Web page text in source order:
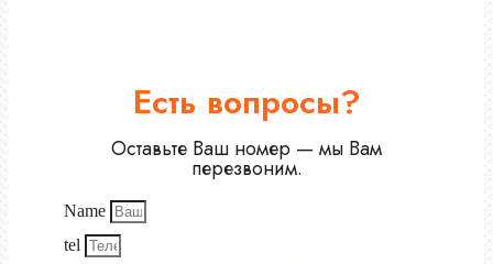
Есть вопросы?
Оставьте Ваш номер — мы Вам
перезвоним.
Name
tel